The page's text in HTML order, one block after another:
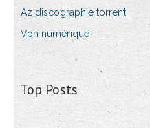
Az discographie torrent
Vpn numérique
Top Posts